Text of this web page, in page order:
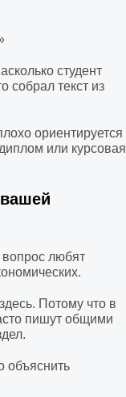
студент
собрал текст из
ориентируется
или курсовая
вопрос любят
Потому что в
пишут общими
объяснить